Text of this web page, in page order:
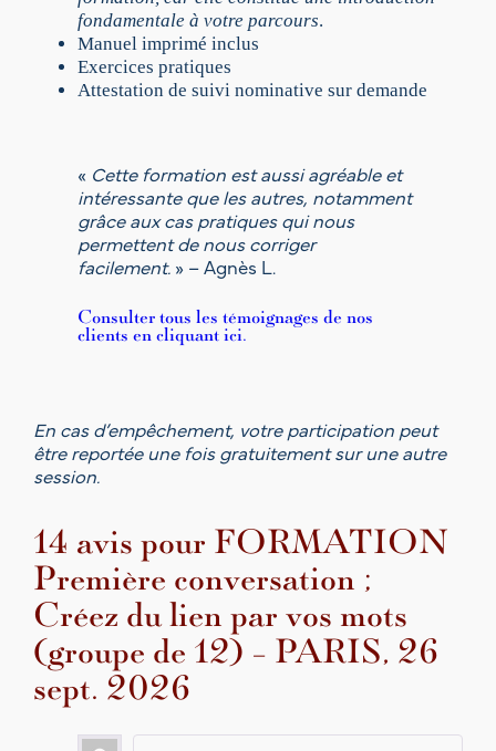
,
2
6
s
p
t
.
2
0
2
fondamentale à votre parcours.
Manuel imprimé inclus
Exercices pratiques
Attestation de suivi nominative sur demande
« Cette formation est aussi agréable et
intéressante que les autres, notamment
grâce aux cas pratiques qui nous
permettent de nous corriger
facilement. » – Agnès L.
Consulter tous les témoignages de nos
clients en cliquant ici.
En cas d’empêchement, votre participation peut
être reportée une fois gratuitement sur une autre
session.
14 avis pour FORMATION
Première conversation ;
Créez du lien par vos mots
(groupe de 12) – PARIS, 26
sept. 2026